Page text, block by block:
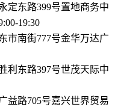
定东路399号置地商务中
19:30
市南街777号金华万达广
利东路397号世茂天际中
益路705号嘉兴世界贸易